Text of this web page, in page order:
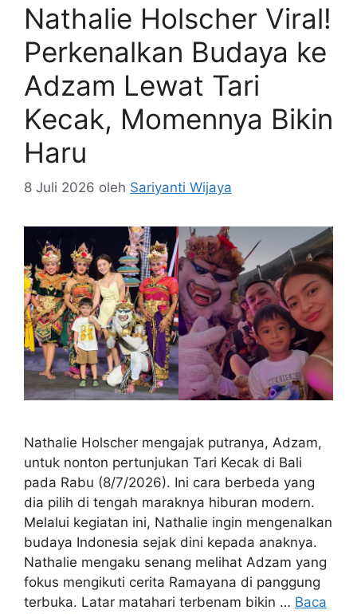
Nathalie Holscher Viral!
Perkenalkan Budaya ke
Adzam Lewat Tari
Kecak, Momennya Bikin
Haru
8 Juli 2026 oleh Sariyanti Wijaya
Nathalie Holscher mengajak putranya, Adzam,
untuk nonton pertunjukan Tari Kecak di Bali
pada Rabu (8/7/2026). Ini cara berbeda yang
dia pilih di tengah maraknya hiburan modern.
Melalui kegiatan ini, Nathalie ingin mengenalkan
budaya Indonesia sejak dini kepada anaknya.
Nathalie mengaku senang melihat Adzam yang
fokus mengikuti cerita Ramayana di panggung
terbuka. Latar matahari terbenam bikin … Baca